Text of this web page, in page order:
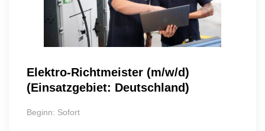
Elektro-Richtmeister (m/w/d)
(Einsatzgebiet: Deutschland)
Beginn: Sofort